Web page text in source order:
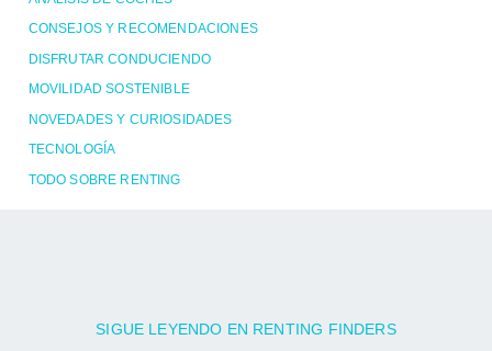
CONSEJOS Y RECOMENDACIONES
DISFRUTAR CONDUCIENDO
MOVILIDAD SOSTENIBLE
NOVEDADES Y CURIOSIDADES
TECNOLOGÍA
TODO SOBRE RENTING
SIGUE LEYENDO EN RENTING FINDERS